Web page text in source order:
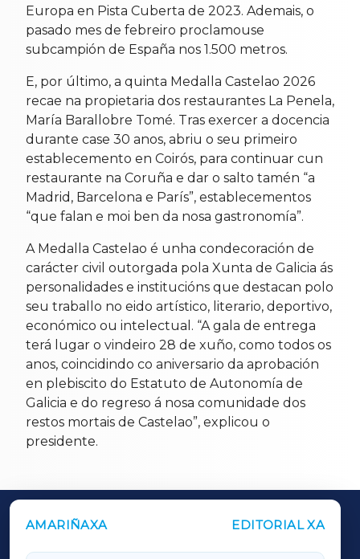
Europa en Pista Cuberta de 2023. Ademais, o
pasado mes de febreiro proclamouse
subcampión de España nos 1.500 metros.
E, por último, a quinta Medalla Castelao 2026
recae na propietaria dos restaurantes La Penela,
María Barallobre Tomé. Tras exercer a docencia
durante case 30 anos, abriu o seu primeiro
establecemento en Coirós, para continuar cun
restaurante na Coruña e dar o salto tamén “a
Madrid, Barcelona e París”, establecementos
“que falan e moi ben da nosa gastronomía”.
A Medalla Castelao é unha condecoración de
carácter civil outorgada pola Xunta de Galicia ás
personalidades e institucións que destacan polo
seu traballo no eido artístico, literario, deportivo,
económico ou intelectual. “A gala de entrega
terá lugar o vindeiro 28 de xuño, como todos os
anos, coincidindo co aniversario da aprobación
en plebiscito do Estatuto de Autonomía de
Galicia e do regreso á nosa comunidade dos
restos mortais de Castelao”, explicou o
presidente.
AMARIÑAXA EDITORIAL XA
OUTROS PERIÓDICOS